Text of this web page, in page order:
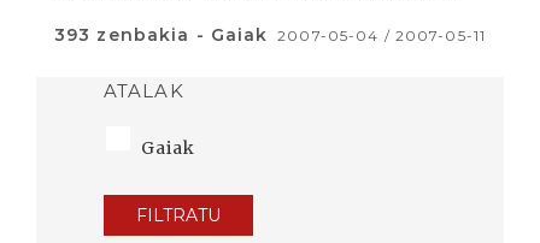
393 zenbakia - Gaiak 2007-05-04 / 2007-05-11
ATALAK
Gaiak
FILTRATU